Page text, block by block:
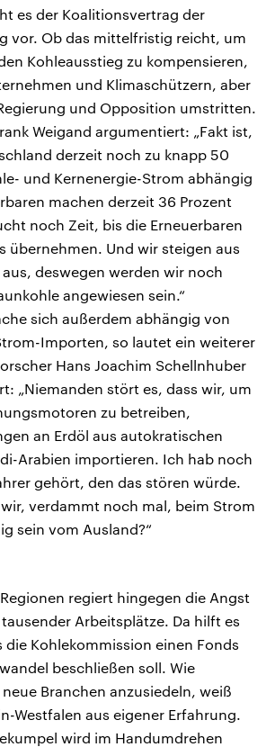
es der Koalitionsvertrag der
vor. Ob das mittelfristig reicht, um
Kohleausstieg zu kompensieren,
und Klimaschützern, aber
und Opposition umstritten.
Weigand argumentiert: „Fakt ist,
derzeit noch zu knapp 50
und Kernenergie-Strom abhängig
machen derzeit 36 Prozent
noch Zeit, bis die Erneuerbaren
übernehmen. Und wir steigen aus
deswegen werden wir noch
angewiesen sein.“
sich außerdem abhängig von
Importen, so lautet ein weiterer
Hans Joachim Schellnhuber
„Niemanden stört es, dass wir, um
zu betreiben,
an Erdöl aus autokratischen
Arabien importieren. Ich hab noch
gehört, den das stören würde.
verdammt noch mal, beim Strom
sein vom Ausland?“
regiert hingegen die Angst
Arbeitsplätze. Da hilft es
Kohlekommission einen Fonds
beschließen soll. Wie
Branchen anzusiedeln, weiß
Westfalen aus eigener Erfahrung.
wird im Handumdrehen